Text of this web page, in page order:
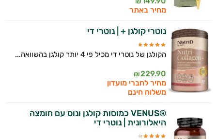
מחיר באתר
נוטרי קולגן + | נוטרי די
הקולגן של נוטרי די מכיל פי 4 יותר קולגן בהשוואה...
229.90
₪
מחיר לחברי מועדון
משלוח חינם
®VENUS כמוסות קולגן ונוס עם חומצה
היאלורונית | נוטרי די